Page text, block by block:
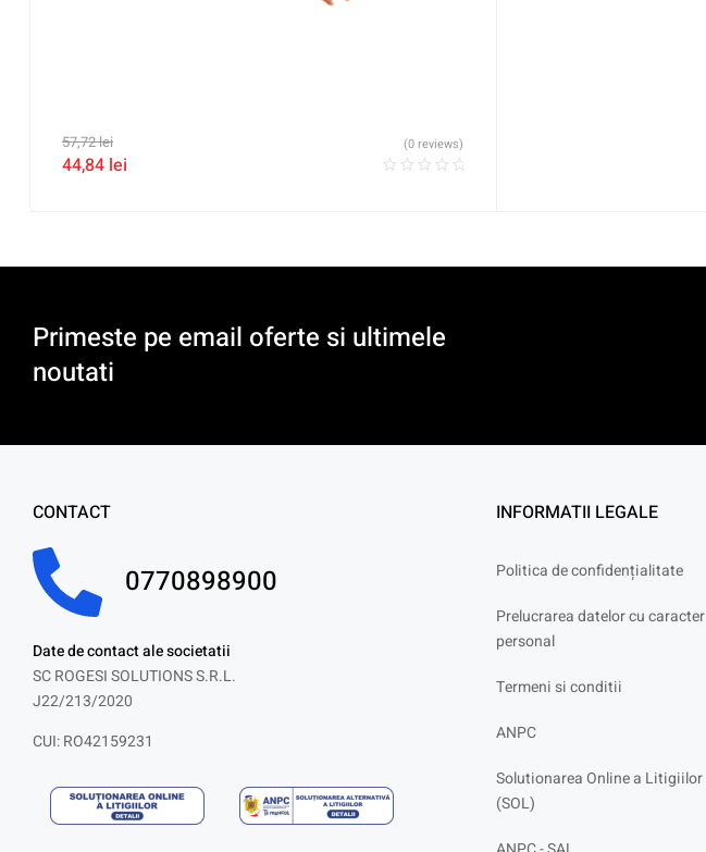
57,72lei
44,84 lei
(0 reviews)
Primeste pe email oferte si ultimele
noutati
CONTACT
0770898900
Date de contact ale societatii
SC ROGESI SOLUTIONS S.R.L.
J22/213/2020
CUI: RO42159231
INFORMATII LEGALE
Politica de confidențialitate
Prelucrarea datelor cu caracter
personal
Termeni si conditii
ANPC
Solutionarea Online a Litigiilor
(SOL)